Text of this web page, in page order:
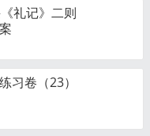
礼记》二则
习卷（23）